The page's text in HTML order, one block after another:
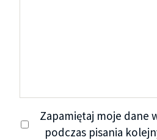
Zapamiętaj moje dane
podczas pisania